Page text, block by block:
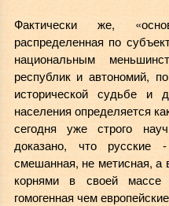
Фактически же,
распределенная по
национальным
республик и автономий,
исторической судьбе и
населения определяется
сегодня уже строго
доказано, что русские
смешанная, не метисная, а
корнями в своей
гомогенная чем